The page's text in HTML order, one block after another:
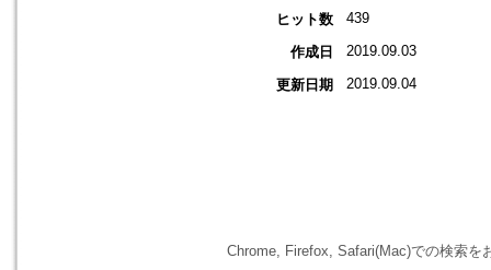
ヒット数
439
作成日 2019.09.03
更新日期 2019.09.04
Chrome, Firefox, Safari(Mac)での検索を